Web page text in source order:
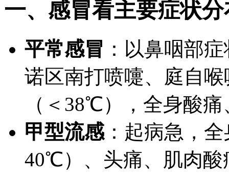
一、感冒看主要症状分
平常感冒 ：以鼻咽部
诺区南打喷嚏、庭自
（＜38℃），全身酸
甲型流感 ：起病急，
40℃）、头痛、肌肉酸